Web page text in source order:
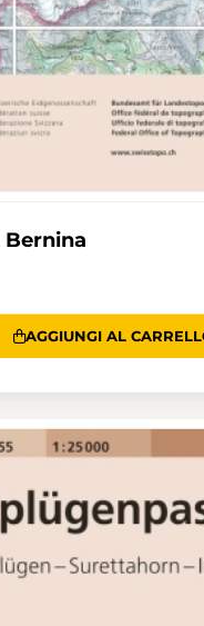
Bernina
AGGIUNGI AL